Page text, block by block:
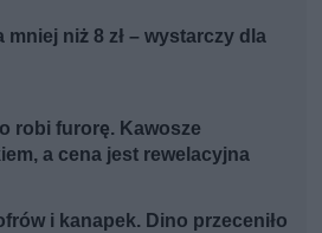
niż 8 zł – wystarczy dla
robi furorę. Kawosze
a cena jest rewelacyjna
i kanapek. Dino przeceniło